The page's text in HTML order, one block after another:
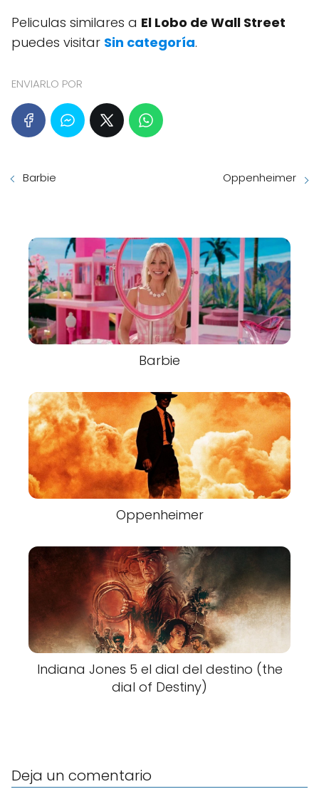
Peliculas similares a El Lobo de Wall Street
puedes visitar Sin categoría.
ENVIARLO POR
Barbie Oppenheimer
Barbie
Oppenheimer
Indiana Jones 5 el dial del destino (the
dial of Destiny)
Deja un comentario